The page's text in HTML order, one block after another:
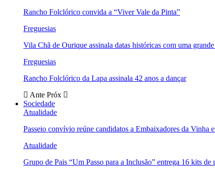
Rancho Folclórico convida a “Viver Vale da Pinta”
Freguesias
Vila Chã de Ourique assinala datas históricas com uma grande
Freguesias
Rancho Folclórico da Lapa assinala 42 anos a dançar
Ante Próx
Sociedade
Atualidade
Passeio convívio reúne candidatos a Embaixadores da Vinha
Atualidade
Grupo de Pais “Um Passo para a Inclusão” entrega 16 kits